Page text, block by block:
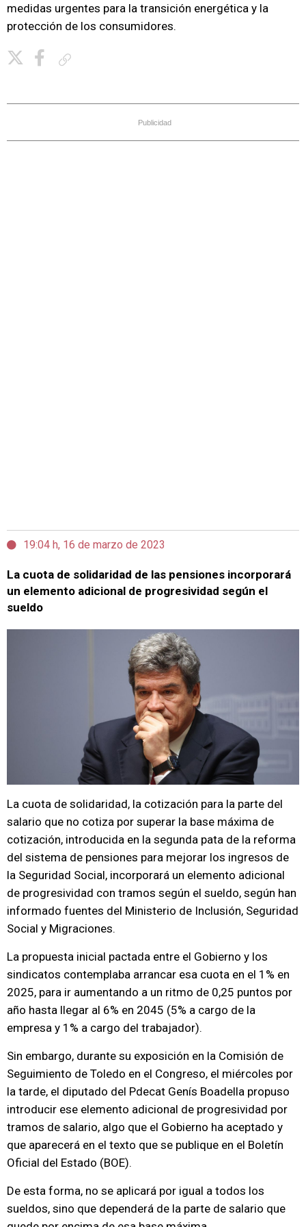
medidas urgentes para la transición energética y la
protección de los consumidores.
Publicidad
19:04 h, 16 de marzo de 2023
La cuota de solidaridad de las pensiones incorporará
un elemento adicional de progresividad según el
sueldo
La cuota de solidaridad, la cotización para la parte del
salario que no cotiza por superar la base máxima de
cotización, introducida en la segunda pata de la reforma
del sistema de pensiones para mejorar los ingresos de
la Seguridad Social, incorporará un elemento adicional
de progresividad con tramos según el sueldo, según han
informado fuentes del Ministerio de Inclusión, Seguridad
Social y Migraciones.
La propuesta inicial pactada entre el Gobierno y los
sindicatos contemplaba arrancar esa cuota en el 1% en
2025, para ir aumentando a un ritmo de 0,25 puntos por
año hasta llegar al 6% en 2045 (5% a cargo de la
empresa y 1% a cargo del trabajador).
Sin embargo, durante su exposición en la Comisión de
Seguimiento de Toledo en el Congreso, el miércoles por
la tarde, el diputado del Pdecat Genís Boadella propuso
introducir ese elemento adicional de progresividad por
tramos de salario, algo que el Gobierno ha aceptado y
que aparecerá en el texto que se publique en el Boletín
Oficial del Estado (BOE).
De esta forma, no se aplicará por igual a todos los
sueldos, sino que dependerá de la parte de salario que